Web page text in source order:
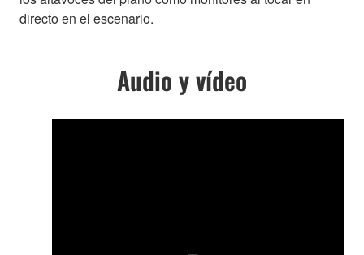
directo en el escenario.
Audio y vídeo